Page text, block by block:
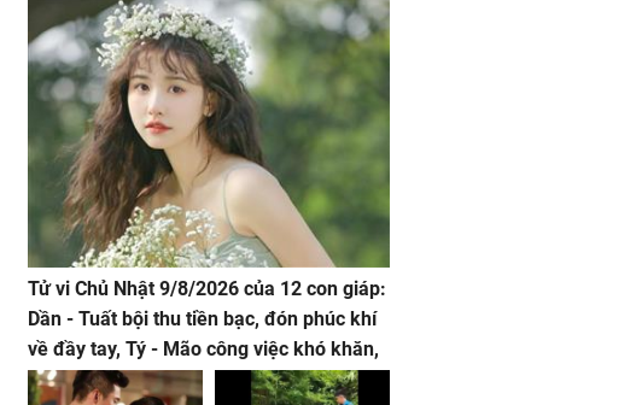
Tử vi Chủ Nhật 9/8/2026 của 12 con giáp:
Dần - Tuất bội thu tiền bạc, đón phúc khí
về đầy tay, Tý - Mão công việc khó khăn,
tiền bạc đội nón ra đi